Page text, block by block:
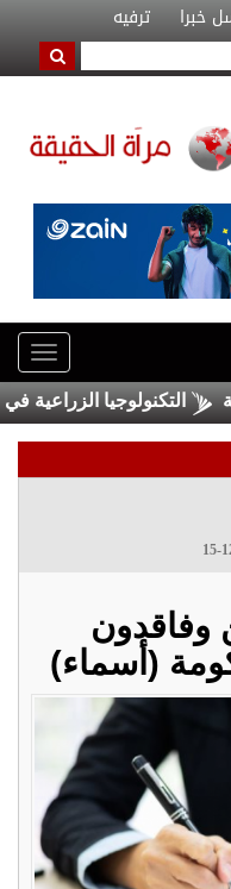
خبرا ترفيه
الزراعية في عمان
15-
وفاقدون
(أسماء)